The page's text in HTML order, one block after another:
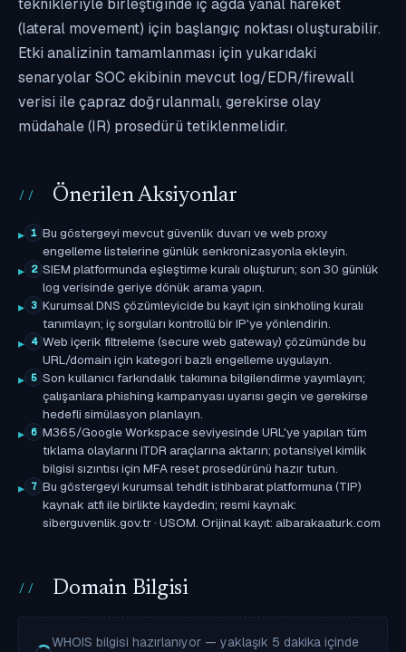
(lateral movement) için başlangıç noktası oluşturabilir.
Etki analizinin tamamlanması için yukarıdaki
senaryolar SOC ekibinin mevcut log/EDR/firewall
verisi ile çapraz doğrulanmalı, gerekirse olay
müdahale (IR) prosedürü tetiklenmelidir.
Önerilen Aksiyonlar
1 Bu göstergeyi mevcut güvenlik duvarı ve web proxy
engelleme listelerine günlük senkronizasyonla ekleyin.
2 SIEM platformunda eşleştirme kuralı oluşturun; son 30 günlük
log verisinde geriye dönük arama yapın.
3 Kurumsal DNS çözümleyicide bu kayıt için sinkholing kuralı
tanımlayın; iç sorguları kontrollü bir IP'ye yönlendirin.
4 Web içerik filtreleme (secure web gateway) çözümünde bu
URL/domain için kategori bazlı engelleme uygulayın.
5 Son kullanıcı farkındalık takımına bilgilendirme yayımlayın;
çalışanlara phishing kampanyası uyarısı geçin ve gerekirse
hedefli simülasyon planlayın.
6 M365/Google Workspace seviyesinde URL'ye yapılan tüm
tıklama olaylarını ITDR araçlarına aktarın; potansiyel kimlik
bilgisi sızıntısı için MFA reset prosedürünü hazır tutun.
7 Bu göstergeyi kurumsal tehdit istihbarat platformuna (TIP)
kaynak atfı ile birlikte kaydedin; resmi kaynak:
siberguvenlik.gov.tr · USOM. Orijinal kayıt: albarakaaturk.com
Domain Bilgisi
WHOIS bilgisi hazırlanıyor — yaklaşık 5 dakika içinde